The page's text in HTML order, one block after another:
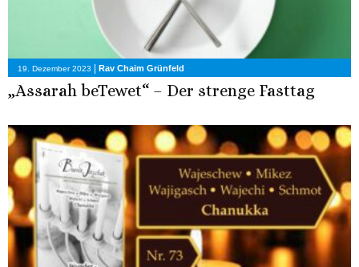
19. Dezember 2023 Rav Chaim Grünfeld
„Assarah beTewet“ – Der strenge Fasttag